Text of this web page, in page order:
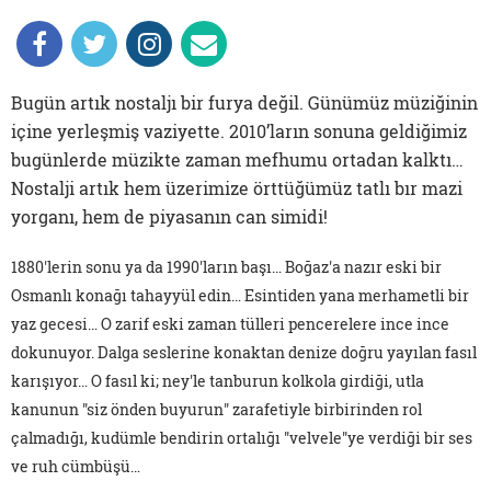
Bugün artık nostaljı bir furya değil. Günümüz müziğinin
içine yerleşmiş vaziyette. 2010’ların sonuna geldiğimiz
bugünlerde müzikte zaman mefhumu ortadan kalktı…
Nostalji artık hem üzerimize örttüğümüz tatlı bır mazi
yorganı, hem de piyasanın can simidi!
1880'lerin sonu ya da 1990'ların başı… Boğaz'a nazır eski bir
Osmanlı konağı tahayyül edin… Esintiden yana merhametli bir
yaz gecesi… O zarif eski zaman tülleri pencerelere ince ince
dokunuyor. Dalga seslerine konaktan denize doğru yayılan fasıl
karışıyor… O fasıl ki; ney'le tanburun kolkola girdiği, utla
kanunun "siz önden buyurun" zarafetiyle birbirinden rol
çalmadığı, kudümle bendirin ortalığı "velvele"ye verdiği bir ses
ve ruh cümbüşü…